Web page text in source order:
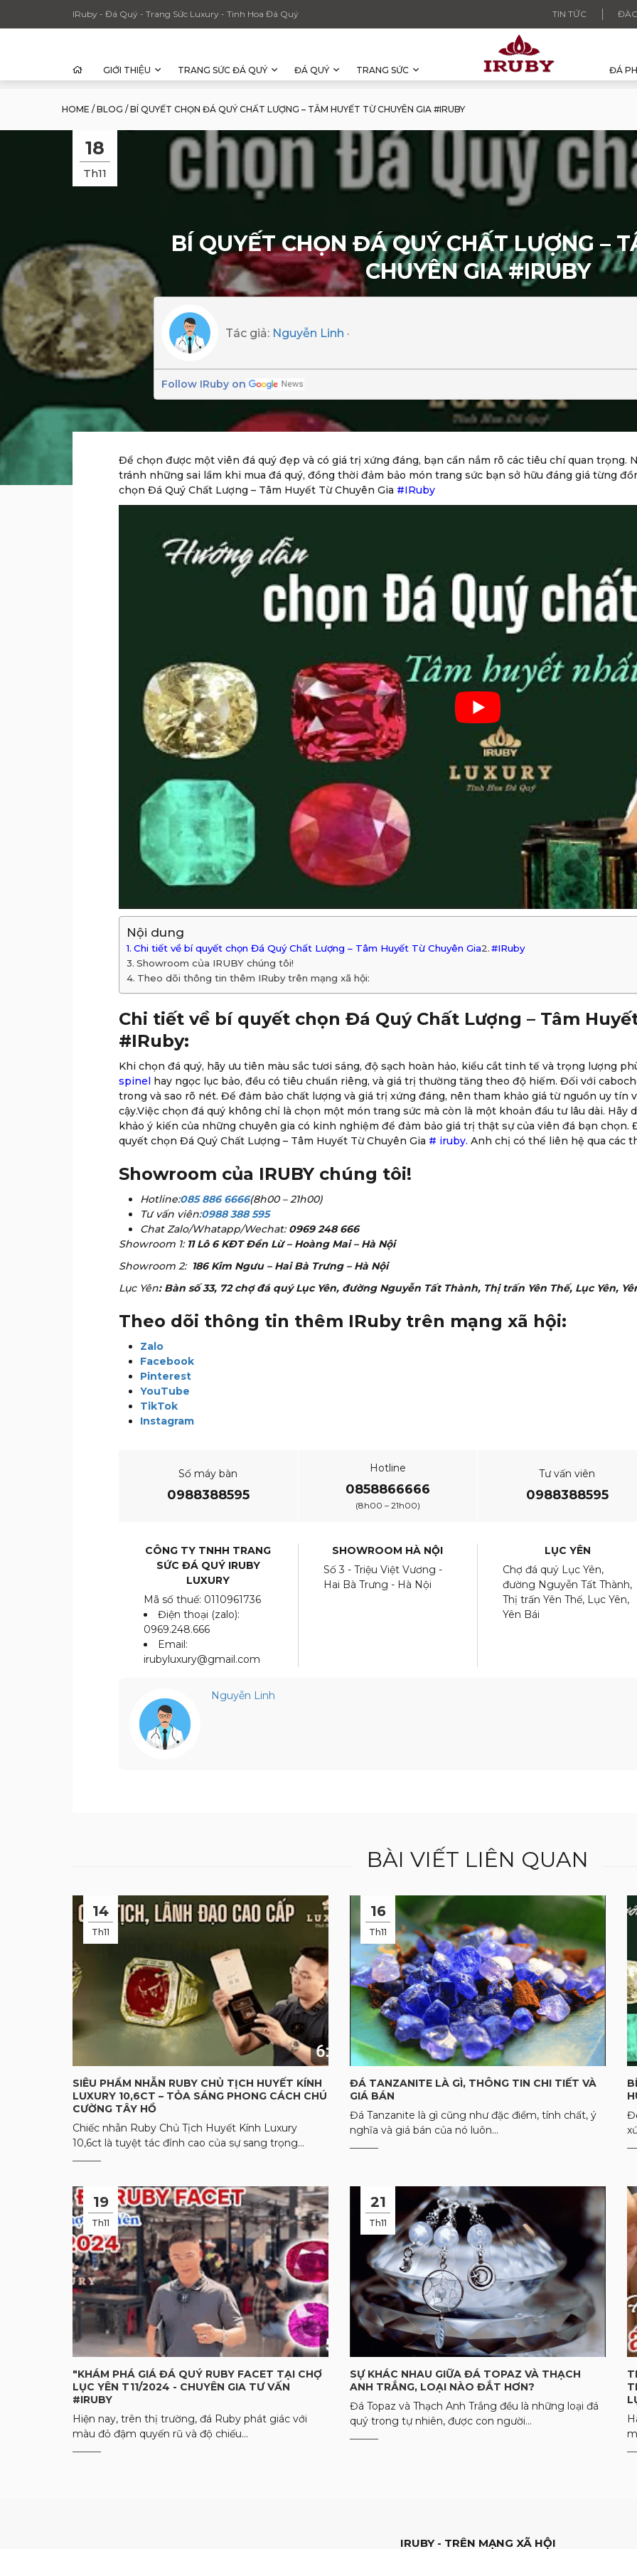
IRuby - Đá Quý - Trang Sức Luxury - Tinh Hoa Đá Quý TIN TỨC
GIỚI THIỆU TRANG SỨC ĐÁ QUÝ ĐÁ QUÝ TRANG SỨC ĐÁ
HOME / BLOG / BÍ QUYẾT CHỌN ĐÁ QUÝ CHẤT LƯỢNG – TÂM HUYẾT TỪ CHUYÊN GIA #IRUBY
18
Th11
BÍ QUYẾT CHỌN ĐÁ QUÝ CHẤT LƯỢNG –
CHUYÊN GIA #IRUBY
Tác giả: Nguyễn Linh ·
Follow IRuby on
Để chọn được một viên đá quý đẹp và có giá trị xứng đáng, bạn cần nắm rõ các tiêu chí quan trọng.
tránh những sai lầm khi mua đá quý, đồng thời đảm bảo món trang sức bạn sở hữu đáng giá từng
chọn Đá Quý Chất Lượng – Tâm Huyết Từ Chuyên Gia #IRuby
Nội dung
Chi tiết về bí quyết chọn Đá Quý Chất Lượng – Tâm Huyết Từ Chuyên Gia
#IRuby
Showroom của IRUBY chúng tôi!
Theo dõi thông tin thêm IRuby trên mạng xã hội:
Chi tiết về bí quyết chọn Đá Quý Chất Lượng – Tâm
#IRuby:
Khi chọn đá quý, hãy ưu tiên màu sắc tươi sáng, độ sạch hoàn hảo, kiểu cắt tinh tế và trọng lượng
spinel hay ngọc lục bảo, đều có tiêu chuẩn riêng, và giá trị thường tăng theo độ hiếm. Đối với
trong và sao rõ nét. Để đảm bảo chất lượng và giá trị xứng đáng, nên tham khảo giá từ nguồn uy tín
cậy.Việc chọn đá quý không chỉ là chọn một món trang sức mà còn là một khoản đầu tư lâu dài.
khảo ý kiến của những chuyên gia có kinh nghiệm để đảm bảo giá trị thật sự của viên đá bạn
quyết chọn Đá Quý Chất Lượng – Tâm Huyết Từ Chuyên Gia # iruby. Anh chị có thể liên hệ qua các
Showroom của IRUBY chúng tôi!
Hotline:085 886 6666(8h00 – 21h00)
Tư vấn viên:0988 388 595
Chat Zalo/Whatapp/Wechat: 0969 248 666
Showroom 1: 11 Lô 6 KĐT Đền Lừ – Hoàng Mai – Hà Nội
Showroom 2: 186 Kim Ngưu – Hai Bà Trưng – Hà Nội
Lục Yên: Bàn số 33, 72 chợ đá quý Lục Yên, đường Nguyễn Tất Thành, Thị trấn Yên Thế, Lục Yên,
Theo dõi thông tin thêm IRuby trên mạng xã hội:
Zalo
Facebook
Pinterest
YouTube
TikTok
Instagram
Số máy bàn
0988388595
Hotline
0858866666
(8h00 – 21h00)
Tư vấn viên
0988388595
CÔNG TY TNHH TRANG
SỨC ĐÁ QUÝ IRUBY
LUXURY
Mã số thuế: 0110961736
Điện thoại (zalo):
0969.248.666
Email:
irubyluxury@gmail.com
SHOWROOM HÀ NỘI
Số 3 - Triệu Việt Vương -
Hai Bà Trưng - Hà Nội
LỤC YÊN
Chợ đá quý Lục Yên,
đường Nguyễn Tất Thành,
Thị trấn Yên Thế, Lục Yên,
Yên Bái
Nguyễn Linh
BÀI VIẾT LIÊN QUAN
14
Th11
SIÊU PHẨM NHẪN RUBY CHỦ TỊCH HUYẾT KÍNH
LUXURY 10,6CT – TỎA SÁNG PHONG CÁCH CHÚ
CƯỜNG TÂY HỒ
Chiếc nhẫn Ruby Chủ Tịch Huyết Kính Luxury
10,6ct là tuyệt tác đỉnh cao của sự sang trọng...
16
Th11
ĐÁ TANZANITE LÀ GÌ, THÔNG TIN CHI TIẾT VÀ
GIÁ BÁN
Đá Tanzanite là gì cũng như đặc điểm, tính chất, ý
nghĩa và giá bán của nó luôn...
19
Th11
"KHÁM PHÁ GIÁ ĐÁ QUÝ RUBY FACET TẠI CHỢ
LỤC YÊN T11/2024 - CHUYÊN GIA TƯ VẤN
#IRUBY
Hiện nay, trên thị trường, đá Ruby phát giác với
màu đỏ đậm quyến rũ và độ chiếu...
21
Th11
SỰ KHÁC NHAU GIỮA ĐÁ TOPAZ VÀ THẠCH
ANH TRẮNG, LOẠI NÀO ĐẮT HƠN?
Đá Topaz và Thạch Anh Trắng đều là những loại đá
quý trong tự nhiên, được con người...
IRUBY - TRÊN MẠNG XÃ HỘI